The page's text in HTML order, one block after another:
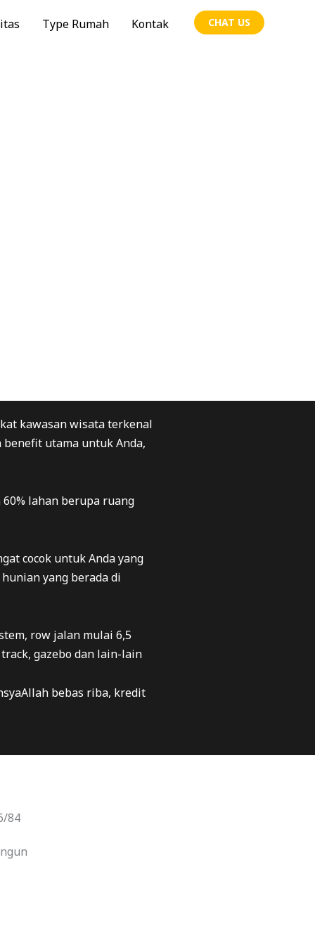
Type Rumah Kontak CHAT US
kawasan wisata terkenal
utama untuk Anda,
60% lahan berupa ruang
cocok untuk Anda yang
yang berada di
row jalan mulai 6,5
gazebo dan lain-lain
bebas riba, kredit